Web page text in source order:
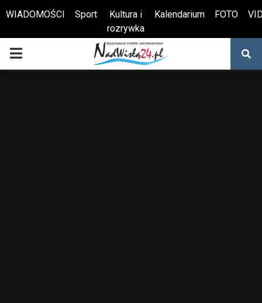
Otwórz pasek narzędzi
WIADOMOŚCI Sport
Kultura i
rozrywka
Kalendarium FOTO
PRIMARY